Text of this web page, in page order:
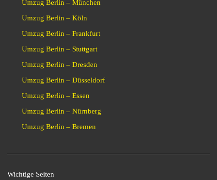
Umzug Berlin – München
Umzug Berlin – Köln
Umzug Berlin – Frankfurt
Umzug Berlin – Stuttgart
Umzug Berlin – Dresden
Umzug Berlin – Düsseldorf
Umzug Berlin – Essen
Umzug Berlin – Nürnberg
Umzug Berlin – Bremen
Wichtige Seiten